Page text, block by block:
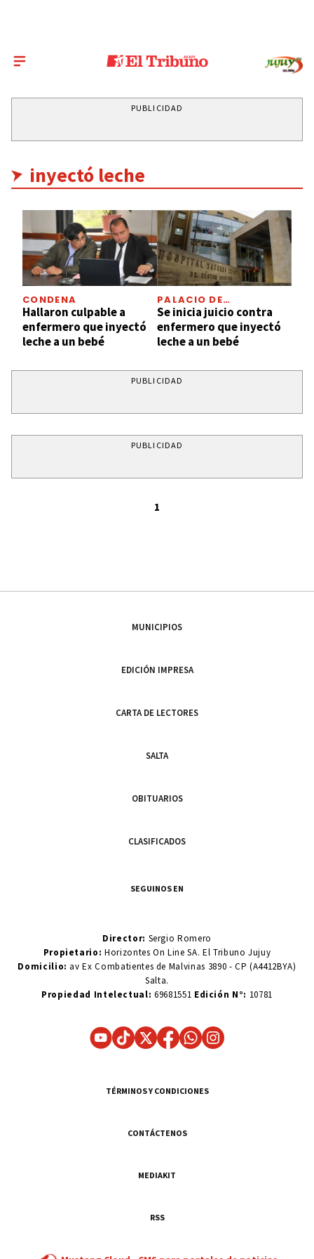
PUBLICIDAD
inyectó leche
CONDENA
Hallaron culpable a
enfermero que inyectó
leche a un bebé
PALACIO DE
TRIBUNALES
Se inicia juicio contra
enfermero que inyectó
leche a un bebé
PUBLICIDAD
PUBLICIDAD
1
MUNICIPIOS
EDICIÓN IMPRESA
CARTA DE LECTORES
SALTA
OBITUARIOS
CLASIFICADOS
SEGUINOS EN
Director: Sergio Romero
Propietario:Horizontes On Line SA. El Tribuno Jujuy
Domicilio: av Ex Combatientes de Malvinas 3890 - CP (A4412BYA)
Salta.
Propiedad Intelectual: 69681551 Edición N°: 10781
TÉRMINOS Y CONDICIONES
CONTÁCTENOS
MEDIAKIT
RSS